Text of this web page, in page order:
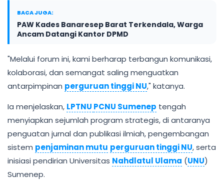
BACA JUGA:
PAW Kades Banaresep Barat Terkendala, Warga
Ancam Datangi Kantor DPMD
"Melalui forum ini, kami berharap terbangun komunikasi,
kolaborasi, dan semangat saling menguatkan
antarpimpinan perguruan tinggi NU," katanya.
Ia menjelaskan, LPTNU PCNU Sumenep tengah
menyiapkan sejumlah program strategis, di antaranya
penguatan jurnal dan publikasi ilmiah, pengembangan
sistem penjaminan mutu perguruan tinggi NU, serta
inisiasi pendirian Universitas Nahdlatul Ulama (UNU)
Sumenep.